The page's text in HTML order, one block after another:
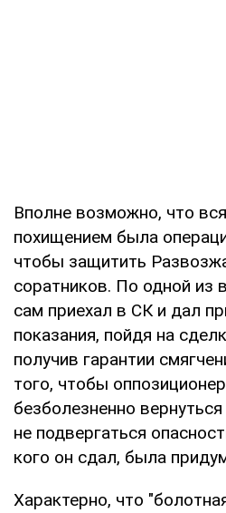
Вполне возможно, что
похищением была
чтобы защитить
соратников. По одной из
сам приехал в СК и дал
показания, пойдя на
получив гарантии
того, чтобы
безболезненно
не подвергаться
кого он сдал, была
Характерно, что